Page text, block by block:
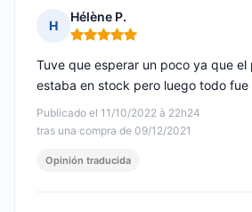
H
Hélène P.
Nota: 5 de 5
Publicado el 11/10/2022 à 22h24
tras una compra de 09/12/2021
Tuve que esperar un poco ya que el
estaba en stock pero luego todo fue
Opinión traducida